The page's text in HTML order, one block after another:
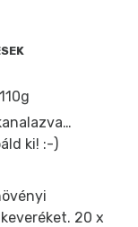
ki! :-)
20 x